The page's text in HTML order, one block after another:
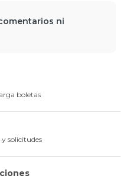
ni
boletas
solicitudes